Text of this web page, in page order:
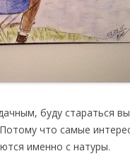
буду стараться
что самые
именно с натуры.